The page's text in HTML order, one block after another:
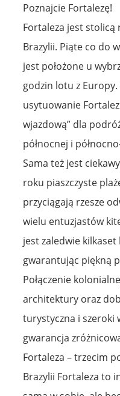
Poznajcie Fortalezę!
Fortaleza jest stolicą
Brazylii. Piąte co do
jest położone u
godzin lotu z
usytuowanie
wjazdową” dla
północnej i
Sama też jest
roku piaszczyste
przyciągają rzesze
wielu entuzjastów
jest zaledwie
gwarantując piękną
Połączenie
architektury oraz
turystyczna i szeroki
gwarancja
Fortaleza – trzecim
Brazylii Fortaleza to